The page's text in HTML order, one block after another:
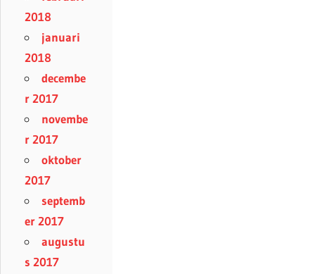
2018
januari
2018
decembe
r 2017
novembe
r 2017
oktober
2017
septemb
er 2017
augustu
s 2017